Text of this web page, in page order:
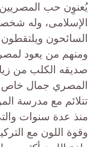
يُعنوِن حب
الإسلامى، وله
السائحون
ومنهم من يعود
صديقه الكلب من
المصري جمال خاص
تتلائم مع مدرسة
منذ عدة سنوات والتى
وقوة اللون مع